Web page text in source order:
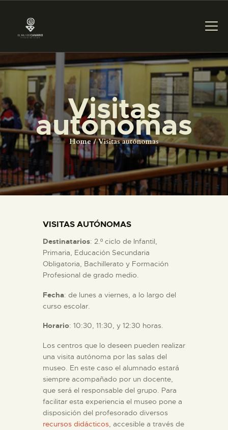
Visitas
autónomas
Home Visitas autónomas
PREPARAR LA VISITA
ACTIVIDADES
█
EL MUSEO
COLECCIONES
DIDÁCTICA
ESPAÑOL
PREPARAR LA VISITA
ACTIVIDADES
█
EL MUSEO
COLECCIONES
VISITAS AUTÓNOMAS
Destinatarios: 2.º ciclo de Infantil,
Primaria, Educación Secundaria
Obligatoria, Bachillerato y Formación
Profesional de grado medio.
Fecha: de lunes a viernes, a lo largo del
curso escolar.
Horario: 10:30, 11:30, y 12:30 horas.
Los centros que lo deseen pueden realizar
una visita autónoma por las salas del
museo. En este caso el alumnado estará
siempre acompañado por un docente,
que será el responsable del grupo. Para
facilitar esta experiencia el museo pone a
disposición del profesorado diversos
recursos didácticos, accesible a través de